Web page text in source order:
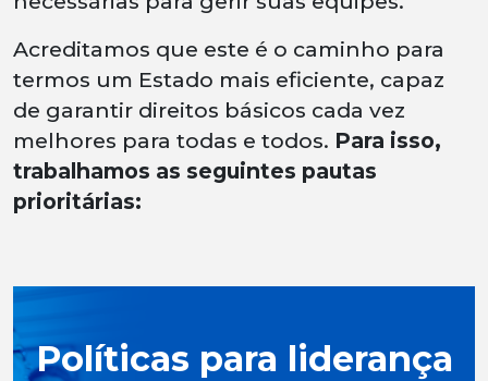
Acreditamos que este é o caminho para
termos um Estado mais eficiente, capaz
de garantir direitos básicos cada vez
melhores para todas e todos. Para isso,
trabalhamos as seguintes pautas
prioritárias:
Políticas para liderança